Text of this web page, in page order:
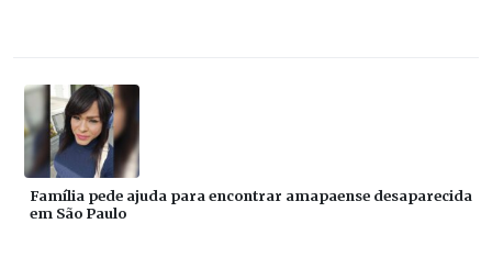
Família pede ajuda para encontrar amapaense desaparecida
em São Paulo